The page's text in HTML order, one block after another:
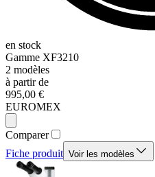
en stock
Gamme XF3210
2 modèles
à partir de
995,00 €
EUROMEX
Comparer
Fiche produit Voir les modèles